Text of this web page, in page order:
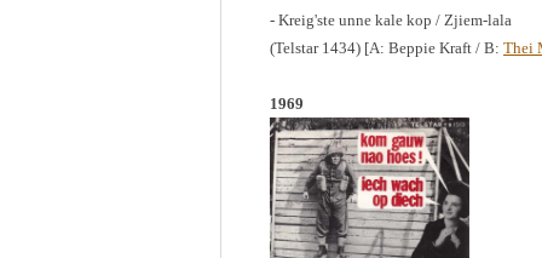
- Kreig'ste unne kale kop / Zjiem-lala
(Telstar 1434) [A: Beppie Kraft / B: Thei
1969